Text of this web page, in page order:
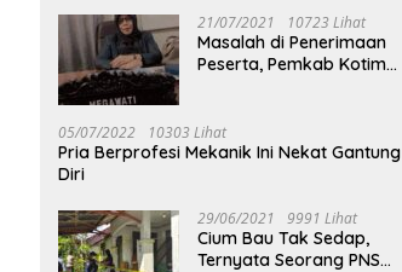
21/07/2021 10723 Lihat
Masalah di Penerimaan
Peserta, Pemkab Kotim
05/07/2022 10303 Lihat
Pria Berprofesi Mekanik Ini Nekat Gantung
Diri
29/06/2021 9991 Lihat
Cium Bau Tak Sedap,
Ternyata Seorang PNS